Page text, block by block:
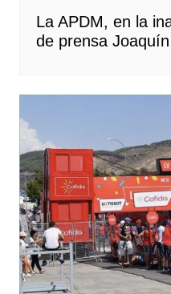
La APDM, en la
de prensa